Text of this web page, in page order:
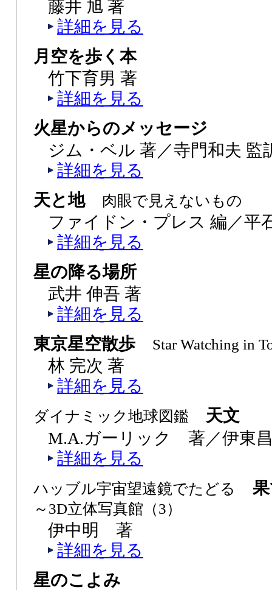
藤井 旭 著
詳細を見る
月空を歩く本
竹下育男 著
詳細を見る
火星からのメッセージ
ジム・ベル 著／寺門和夫 監
詳細を見る
天と地
肉眼で見えないもの
ファイドン・プレス 編／平
詳細を見る
星の降る場所
武井 伸吾 著
詳細を見る
東京星空散歩
Star Watching in
林 完次 著
詳細を見る
ダイナミック地球図鑑
天文
M.A.ガーリック 著／伊東
詳細を見る
ハッブル宇宙望遠鏡でたどる 果
～3D立体写真館（3）
伊中明 著
詳細を見る
星のこよみ